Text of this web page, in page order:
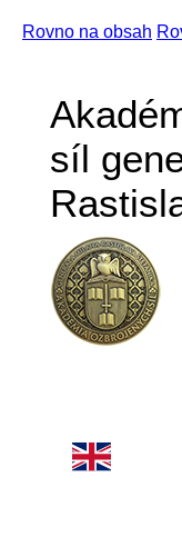
Rovno na obsah
síl